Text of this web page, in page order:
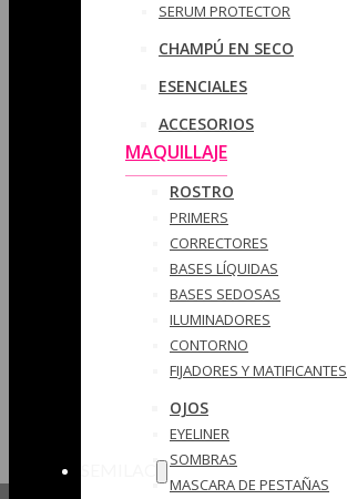
SERUM PROTECTOR
CHAMPÚ EN SECO
ESENCIALES
ACCESORIOS
MAQUILLAJE
ROSTRO
PRIMERS
CORRECTORES
BASES LÍQUIDAS
BASES SEDOSAS
ILUMINADORES
CONTORNO
FIJADORES Y MATIFICANTES
OJOS
EYELINER
SOMBRAS
MASCARA DE PESTAÑAS